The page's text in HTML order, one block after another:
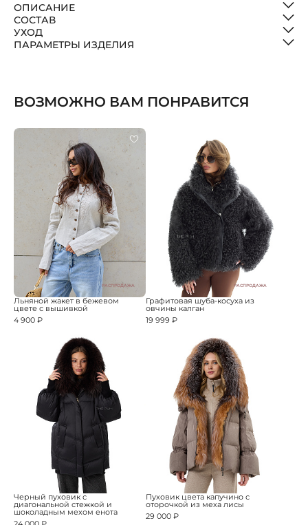
ОПИСАНИЕ
СОСТАВ
УХОД
ПАРАМЕТРЫ ИЗДЕЛИЯ
ВОЗМОЖНО ВАМ ПОНРАВИТСЯ
РАСПРОДАЖА
Льняной жакет в бежевом
цвете с вышивкой
4 900 ₽
РАСПРОДАЖА
Графитовая шуба-косуха из
овчины калган
19 999 ₽
Черный пуховик с
диагональной стежкой и
шоколадным мехом енота
Пуховик цвета капучино с
оторочкой из меха лисы
29 000 ₽